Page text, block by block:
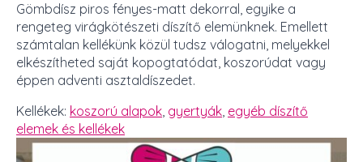
Gömbdísz piros fényes-matt dekorral, egyike a
rengeteg virágkötészeti díszítő elemünknek. Emellett
számtalan kellékünk közül tudsz válogatni, melyekkel
elkészítheted saját kopogtatódat, koszorúdat vagy
éppen adventi asztaldíszedet.
Kellékek: koszorú alapok, gyertyák, egyéb díszítő
elemek és kellékek